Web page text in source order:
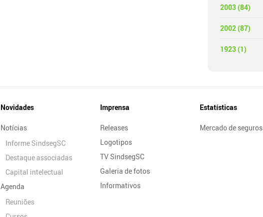
2003 (84)
2002 (87)
1923 (1)
Novidades
Notícias
Informe SindsegSC
Destaque associadas
Capital intelectual
Agenda
Reuniões
Imprensa
Releases
Logotipos
TV SindsegSC
Galeria de fotos
Informativos
Estatísticas
Mercado de seguros